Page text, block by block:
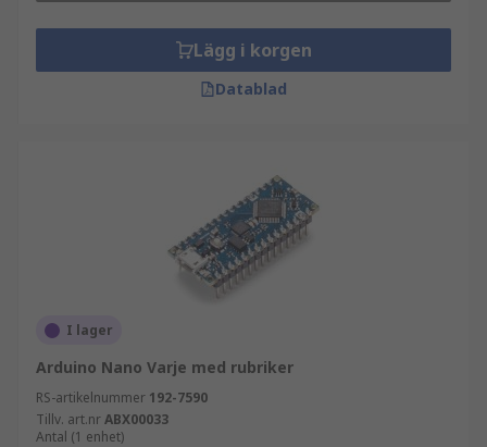
Lägg i korgen
Datablad
I lager
Arduino Nano Varje med rubriker
RS-artikelnummer 192-7590
Tillv. art.nrABX00033
Antal (1 enhet)